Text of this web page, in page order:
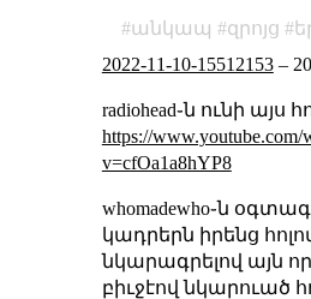
անկապ զրոյց
2022-11-10-15512153–
radiohead֊ն ունի այս
https://www.youtube.com/
v=cfOa1a8hYP8
whomadewho֊ն
կադրերն իրենց
նկարագրելով այն
բիւջէով նկարուած